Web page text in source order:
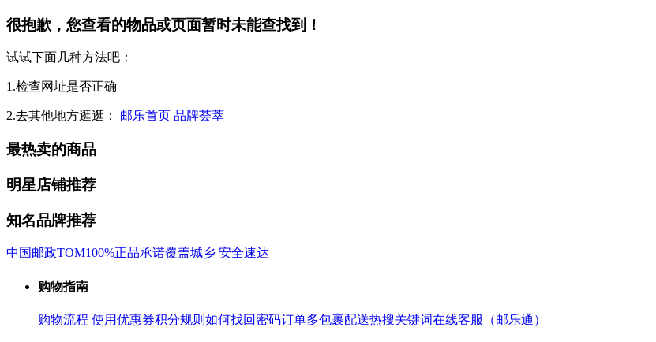
很抱歉，您查看的物品或页面暂时未能查找到！
试试下面几种方法吧：
1.检查网址是否正确
2.去其他地方逛逛： 邮乐首页 品牌荟萃
最热卖的商品
明星店铺推荐
知名品牌推荐
中国邮政TOM100%正品承诺覆盖城乡 安全速达
购物指南
购物流程 使用优惠券积分规则 如何找回密码订单多包裹配送热搜关键词在线客服（邮乐通）